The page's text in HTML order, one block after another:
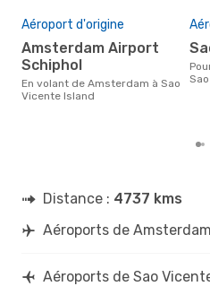
Aéroport d'origine
Amsterdam Airport
Schiphol
En volant de Amsterdam à Sao
Vicente Island
Pour l'itinéraire de Amsterdam à
Distance : 4737 kms
Aéroports de Amsterdam
Aéroports de Sao